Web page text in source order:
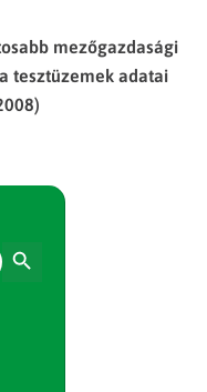
mezőgazdasági
tesztüzemek adatai